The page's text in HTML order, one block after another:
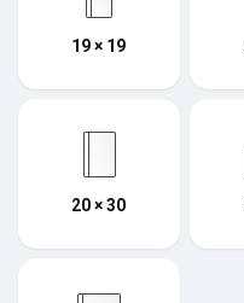
19 × 19
20 × 30